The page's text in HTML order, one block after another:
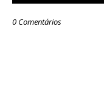
0 Comentários